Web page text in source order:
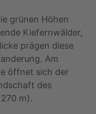
grünen Höhen
Kiefernwälder,
prägen diese
Am
öffnet sich der
des
m).